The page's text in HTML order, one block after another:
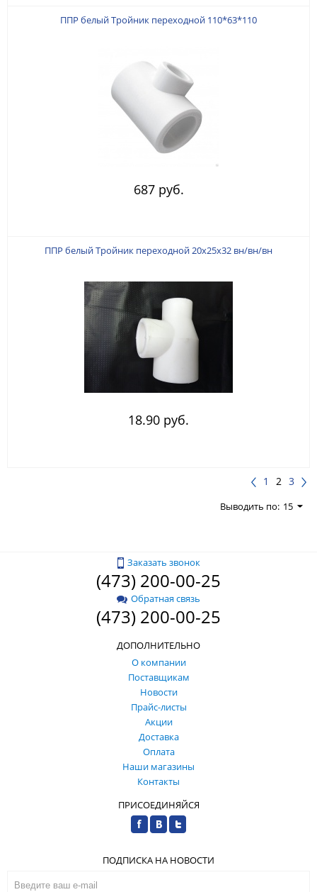
ППР белый Тройник переходной 110*63*110
687 руб.
ППР белый Тройник переходной 20х25х32 вн/вн/вн
18.90 руб.
1 2 3
Выводить по: 15
Заказать звонок
(473) 200-00-25
Обратная связь
(473) 200-00-25
ДОПОЛНИТЕЛЬНО
О компании
Поставщикам
Новости
Прайс-листы
Акции
Доставка
Оплата
Наши магазины
Контакты
ПРИСОЕДИНЯЙСЯ
ПОДПИСКА НА НОВОСТИ